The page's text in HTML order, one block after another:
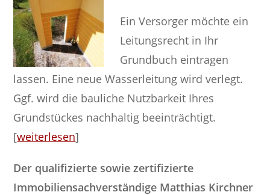
Ein Versorger möchte ein
Leitungsrecht in Ihr
Grundbuch eintragen
lassen. Eine neue Wasserleitung wird verlegt.
Ggf. wird die bauliche Nutzbarkeit Ihres
Grundstückes nachhaltig beeinträchtigt.
[weiterlesen]
Der qualifizierte sowie zertifizierte
Immobiliensachverständige Matthias Kirchner